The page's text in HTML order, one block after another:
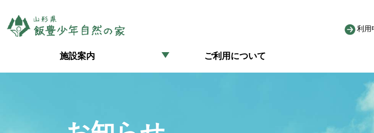
利用
施設案内 ご利用について